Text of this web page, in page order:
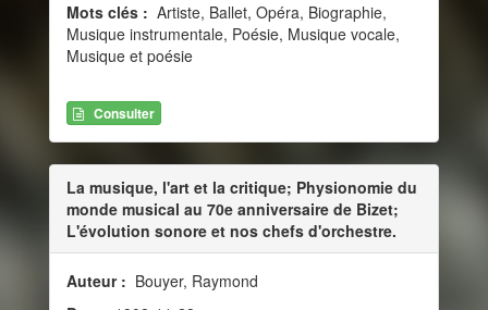
Mots clés : Artiste, Ballet, Opéra, Biographie,
Musique instrumentale, Poésie, Musique vocale,
Musique et poésie
Consulter
La musique, l'art et la critique; Physionomie du
monde musical au 70e anniversaire de Bizet;
L'évolution sonore et nos chefs d'orchestre.
Auteur : Bouyer, Raymond